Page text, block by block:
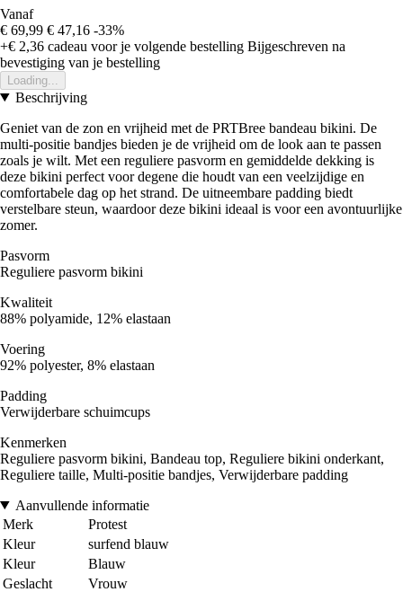
Vanaf
€ 69,99 € 47,16 -33%
+€ 2,36 cadeau voor je volgende bestelling Bijgeschreven na
bevestiging van je bestelling
Loading...
Beschrijving
Geniet van de zon en vrijheid met de PRTBree bandeau bikini. De
multi-positie bandjes bieden je de vrijheid om de look aan te passen
zoals je wilt. Met een reguliere pasvorm en gemiddelde dekking is
deze bikini perfect voor degene die houdt van een veelzijdige en
comfortabele dag op het strand. De uitneembare padding biedt
verstelbare steun, waardoor deze bikini ideaal is voor een avontuurlijke
zomer.
Pasvorm
Reguliere pasvorm bikini
Kwaliteit
88% polyamide, 12% elastaan
Voering
92% polyester, 8% elastaan
Padding
Verwijderbare schuimcups
Kenmerken
Reguliere pasvorm bikini, Bandeau top, Reguliere bikini onderkant,
Reguliere taille, Multi-positie bandjes, Verwijderbare padding
Aanvullende informatie
Merk
Protest
Kleur
surfend blauw
Kleur
Blauw
Geslacht
Vrouw